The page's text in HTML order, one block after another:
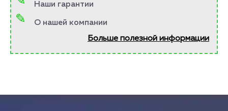
Наши гарантии
О нашей компании
Больше полезной информации